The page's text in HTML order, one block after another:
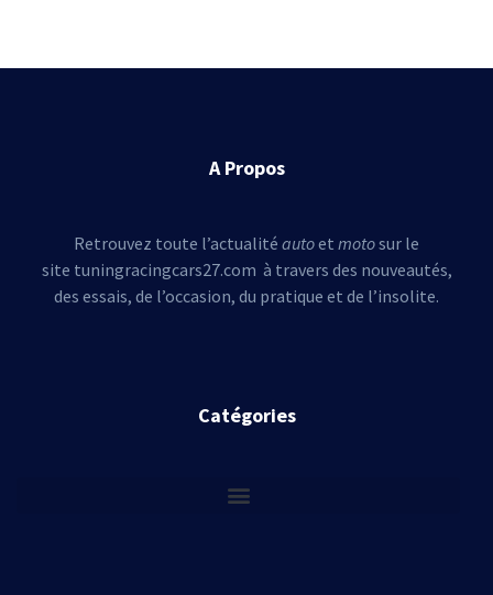
A Propos
Retrouvez toute l’actualité autoet motosur le
site tuningracingcars27.com à travers des nouveautés,
des essais, de l’occasion, du pratique et de l’insolite.
Catégories